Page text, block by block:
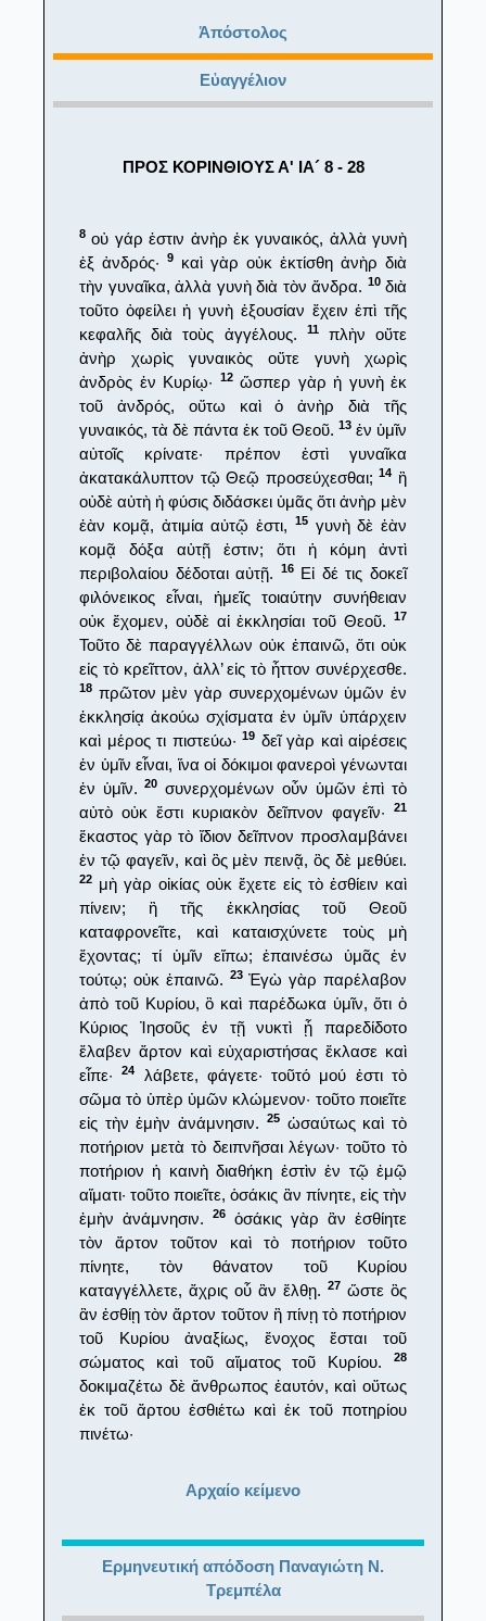
Ἀπόστολος
Εὐαγγέλιον
ΠΡΟΣ ΚΟΡΙΝΘΙΟΥΣ Α' ΙΑ´ 8 - 28
8 οὐ γάρ ἐστιν ἀνὴρ ἐκ γυναικός, ἀλλὰ γυνὴ
ἐξ ἀνδρός·
9
καὶ γὰρ οὐκ ἐκτίσθη ἀνὴρ διὰ
τὴν γυναῖκα, ἀλλὰ γυνὴ διὰ τὸν ἄνδρα. 10διὰ
τοῦτο ὀφείλει ἡ γυνὴ ἐξουσίαν ἔχειν ἐπὶ τῆς
κεφαλῆς διὰ τοὺς ἀγγέλους.
11πλὴν οὔτε
ἀνὴρ χωρὶς γυναικὸς οὔτε γυνὴ χωρὶς
ἀνδρὸς ἐν Κυρίῳ·
12ὥσπερ γὰρ ἡ γυνὴ ἐκ
τοῦ ἀνδρός, οὕτω καὶ ὁ ἀνὴρ διὰ τῆς
γυναικός, τὰ δὲ πάντα ἐκ τοῦ Θεοῦ. 13 ἐν ὑμῖν
αὐτοῖς κρίνατε· πρέπον ἐστὶ γυναῖκα
ἀκατακάλυπτον τῷ Θεῷ προσεύχεσθαι;14 ἢ
οὐδὲ αὐτὴ ἡ φύσις διδάσκει ὑμᾶς ὅτι ἀνὴρ μὲν
ἐὰν κομᾷ, ἀτιμία αὐτῷ ἐστι,
15γυνὴ δὲ ἐὰν
κομᾷ δόξα αὐτῇ ἐστιν; ὅτι ἡ κόμη ἀντὶ
περιβολαίου δέδοται αὐτῇ.
16Εἰ δέ τις δοκεῖ
φιλόνεικος εἶναι, ἡμεῖς τοιαύτην συνήθειαν
οὐκ ἔχομεν, οὐδὲ αἱ ἐκκλησίαι τοῦ Θεοῦ.
17
Τοῦτο δὲ παραγγέλλων οὐκ ἐπαινῶ, ὅτι οὐκ
εἰς τὸ κρεῖττον, ἀλλ’ εἰς τὸ ἧττον συνέρχεσθε.
18 πρῶτον μὲν γὰρ συνερχομένων ὑμῶν ἐν
ἐκκλησίᾳ ἀκούω σχίσματα ἐν ὑμῖν ὑπάρχειν
καὶ μέρος τι πιστεύω· 19 δεῖ γὰρ καὶ αἱρέσεις
ἐν ὑμῖν εἶναι, ἵνα οἱ δόκιμοι φανεροὶ γένωνται
ἐν ὑμῖν.20 συνερχομένων οὖν ὑμῶν ἐπὶ τὸ
αὐτὸ οὐκ ἔστι κυριακὸν δεῖπνον φαγεῖν·
21
ἕκαστος γὰρ τὸ ἴδιον δεῖπνον προσλαμβάνει
ἐν τῷ φαγεῖν, καὶ ὃς μὲν πεινᾷ, ὃς δὲ μεθύει.
22 μὴ γὰρ οἰκίας οὐκ ἔχετε εἰς τὸ ἐσθίειν καὶ
πίνειν; ἢ τῆς ἐκκλησίας τοῦ Θεοῦ
καταφρονεῖτε, καὶ καταισχύνετε τοὺς μὴ
ἔχοντας; τί ὑμῖν εἴπω; ἐπαινέσω ὑμᾶς ἐν
τούτῳ; οὐκ ἐπαινῶ. 23Ἐγὼ γὰρ παρέλαβον
ἀπὸ τοῦ Κυρίου, ὃ καὶ παρέδωκα ὑμῖν, ὅτι ὁ
Κύριος Ἰησοῦς ἐν τῇ νυκτὶ ᾗ παρεδίδοτο
ἔλαβεν ἄρτον καὶ εὐχαριστήσας ἔκλασε καὶ
εἶπε·24
λάβετε, φάγετε· τοῦτό μού ἐστι τὸ
σῶμα τὸ ὑπὲρ ὑμῶν κλώμενον· τοῦτο ποιεῖτε
εἰς τὴν ἐμὴν ἀνάμνησιν.
25ὡσαύτως καὶ τὸ
ποτήριον μετὰ τὸ δειπνῆσαι λέγων· τοῦτο τὸ
ποτήριον ἡ καινὴ διαθήκη ἐστὶν ἐν τῷ ἐμῷ
αἵματι· τοῦτο ποιεῖτε, ὁσάκις ἂν πίνητε, εἰς τὴν
ἐμὴν ἀνάμνησιν.
26
ὁσάκις γὰρ ἂν ἐσθίητε
τὸν ἄρτον τοῦτον καὶ τὸ ποτήριον τοῦτο
πίνητε, τὸν θάνατον τοῦ Κυρίου
καταγγέλλετε, ἄχρις οὗ ἂν ἔλθῃ. 27 ὥστε ὃς
ἂν ἐσθίῃ τὸν ἄρτον τοῦτον ἢ πίνῃ τὸ ποτήριον
τοῦ Κυρίου ἀναξίως, ἔνοχος ἔσται τοῦ
σώματος καὶ τοῦ αἵματος τοῦ Κυρίου.
28
δοκιμαζέτω δὲ ἄνθρωπος ἑαυτόν, καὶ οὕτως
ἐκ τοῦ ἄρτου ἐσθιέτω καὶ ἐκ τοῦ ποτηρίου
πινέτω·
Αρχαίο κείμενο
Ερμηνευτική απόδοση Παναγιώτη Ν.
Τρεμπέλα